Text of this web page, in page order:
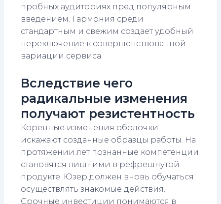
пробных аудиториях пред популярным
введением. Гармония среди
стандартным и свежим создает удобный
переключение к совершенствованной
вариации сервиса.
Вследствие чего
радикальные изменения
получают резистентность
Коренные изменения оболочки
искажают созданные образцы работы. На
протяжении лет познанные компетенции
становятся лишними в рефрешнутой
продукте. Юзер должен вновь обучаться
осуществлять знакомые действия.
Срочные инвестиции понимаются в